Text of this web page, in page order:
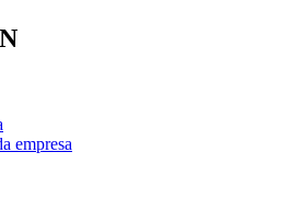
empresa